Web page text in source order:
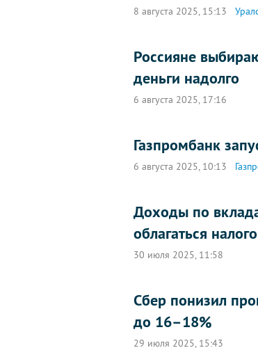
8 августа 2025, 15:13
Россияне
деньги надолго
6 августа 2025, 17:16
Газпромбанк
6 августа 2025, 10:13
Доходы по
облагаться
30 июля 2025, 11:58
Сбер понизил
до 16–18%
29 июля 2025, 15:43